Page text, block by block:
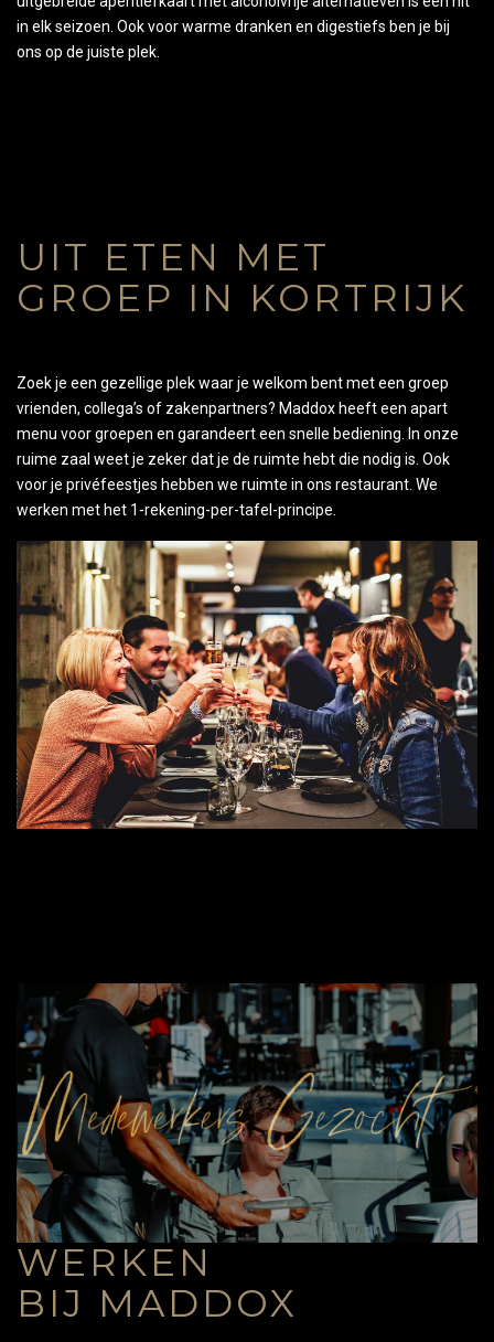
in elk seizoen. Ook voor warme dranken en digestiefs ben je bij
ons op de juiste plek.
UIT ETEN MET
GROEP IN KORTRIJK
Zoek je een gezellige plek waar je welkom bent met een groep
vrienden, collega’s of zakenpartners? Maddox heeft een apart
menu voor groepen en garandeert een snelle bediening. In onze
ruime zaal weet je zeker dat je de ruimte hebt die nodig is. Ook
voor je privéfeestjes hebben we ruimte in ons restaurant. We
werken met het 1-rekening-per-tafel-principe.
WERKEN
BIJ MADDOX